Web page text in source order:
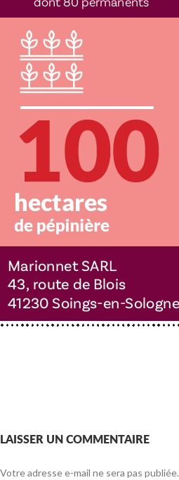
LAISSER UN COMMENTAIRE
Votre adresse e-mail ne sera pas publiée.